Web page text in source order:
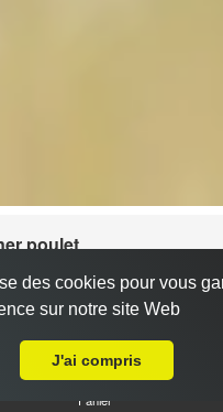
poulet
Panier
des cookies pour vous
sur notre site Web
J'ai compris